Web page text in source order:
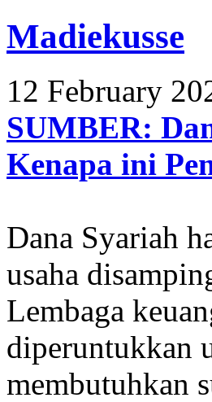
Madiekusse
12 February
SUMBER:
Kenapa ini
Dana Syariah
usaha
Lembaga
diperuntukkan
membutuhkan